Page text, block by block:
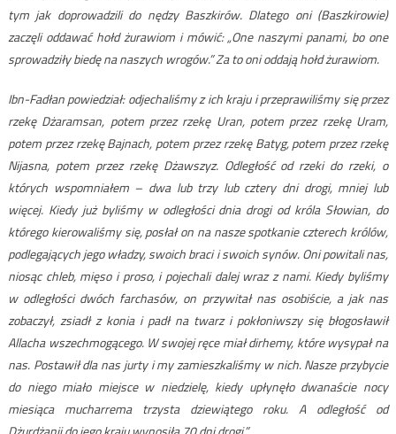
tym jak doprowadzili do nędzy Baszkirów. Dlatego oni (Baszkirowie)
zaczęli oddawać hołd żurawiom i mówić: „One naszymi panami, bo one
sprowadziły biedę na naszych wrogów.” Za to oni oddają hołd żurawiom.
Ibn-Fadłan powiedział: odjechaliśmy z ich kraju i przeprawiliśmy się przez
rzekę Dżaramsan, potem przez rzekę Uran, potem przez rzekę Uram,
potem przez rzekę Bajnach, potem przez rzekę Batyg, potem przez rzekę
Nijasna, potem przez rzekę Dżawszyz. Odległość od rzeki do rzeki, o
których wspomniałem – dwa lub trzy lub cztery dni drogi, mniej lub
więcej. Kiedy już byliśmy w odległości dnia drogi od króla Słowian, do
którego kierowaliśmy się, posłał on na nasze spotkanie czterech królów,
podlegających jego władzy, swoich braci i swoich synów. Oni powitali nas,
niosąc chleb, mięso i proso, i pojechali dalej wraz z nami. Kiedy byliśmy
w odległości dwóch farchasów, on przywitał nas osobiście, a jak nas
zobaczył, zsiadł z konia i padł na twarz i pokłoniwszy się błogosławił
Allacha wszechmogącego. W swojej ręce miał dirhemy, które wysypał na
nas. Postawił dla nas jurty i my zamieszkaliśmy w nich. Nasze przybycie
do niego miało miejsce w niedzielę, kiedy upłynęło dwanaście nocy
miesiąca mucharrema trzysta dziewiątego roku. A odległość od